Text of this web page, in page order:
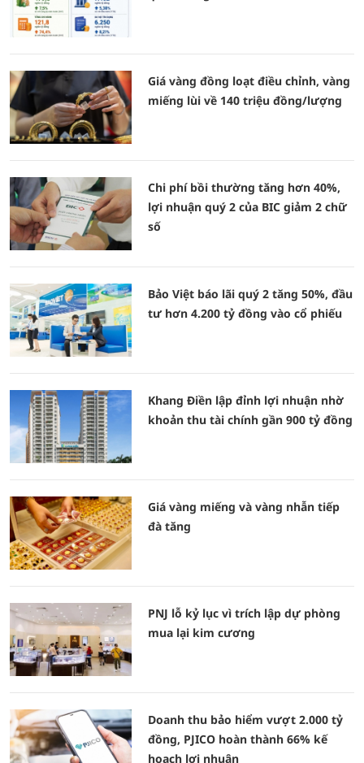
Giá vàng đồng loạt điều chỉnh, vàng
miếng lùi về 140 triệu đồng/lượng
Chi phí bồi thường tăng hơn 40%,
lợi nhuận quý 2 của BIC giảm 2 chữ
số
Bảo Việt báo lãi quý 2 tăng 50%, đầu
tư hơn 4.200 tỷ đồng vào cổ phiếu
Khang Điền lập đỉnh lợi nhuận nhờ
khoản thu tài chính gần 900 tỷ đồng
Giá vàng miếng và vàng nhẫn tiếp
đà tăng
PNJ lỗ kỷ lục vì trích lập dự phòng
mua lại kim cương
Doanh thu bảo hiểm vượt 2.000 tỷ
đồng, PJICO hoàn thành 66% kế
hoạch lợi nhuận